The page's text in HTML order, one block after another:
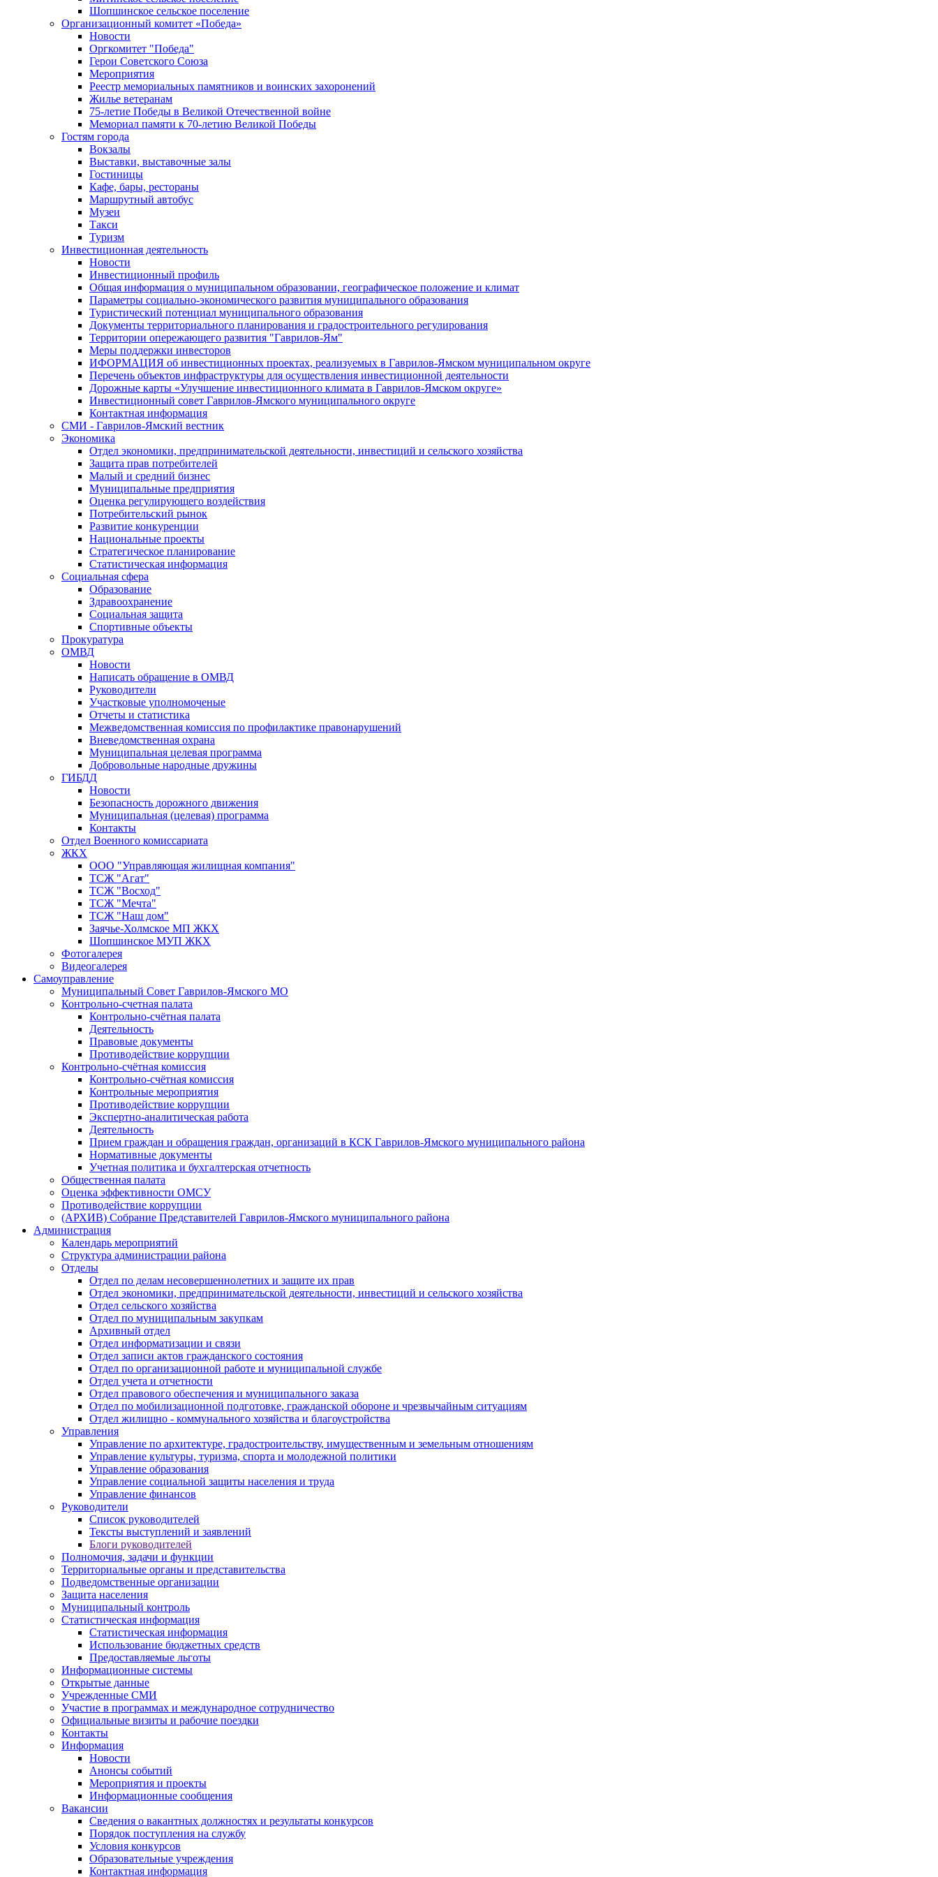
Шопшинское сельское поселение
Организационный комитет «Победа»
Новости
Оргкомитет "Победа"
Герои Советского Союза
Мероприятия
Реестр мемориальных памятников и воинских захоронений
Жилье ветеранам
75-летие Победы в Великой Отечественной войне
Мемориал памяти к 70-летию Великой Победы
Гостям города
Вокзалы
Выставки, выставочные залы
Гостиницы
Кафе, бары, рестораны
Маршрутный автобус
Музеи
Такси
Туризм
Инвестиционная деятельность
Новости
Инвестиционный профиль
Общая информация о муниципальном образовании, географическое положение и климат
Параметры социально-экономического развития муниципального образования
Туристический потенциал муниципального образования
Документы территориального планирования и градостроительного регулирования
Территории опережающего развития "Гаврилов-Ям"
Меры поддержки инвесторов
ИФОРМАЦИЯ об инвестиционных проектах, реализуемых в Гаврилов-Ямском муниципальном округе
Перечень объектов инфраструктуры для осуществления инвестиционной деятельности
Дорожные карты «Улучшение инвестиционного климата в Гаврилов-Ямском округе»
Инвестиционный совет Гаврилов-Ямского муниципального округе
Контактная информация
СМИ - Гаврилов-Ямский вестник
Экономика
Отдел экономики, предпринимательской деятельности, инвестиций и сельского хозяйства
Защита прав потребителей
Малый и средний бизнес
Муниципальные предприятия
Оценка регулирующего воздействия
Потребительский рынок
Развитие конкуренции
Национальные проекты
Стратегическое планирование
Статистическая информация
Социальная сфера
Образование
Здравоохранение
Социальная защита
Спортивные объекты
Прокуратура
ОМВД
Новости
Написать обращение в ОМВД
Руководители
Участковые уполномоченые
Отчеты и статистика
Межведомственная комиссия по профилактике правонарушений
Вневедомственная охрана
Муниципальная целевая программа
Добровольные народные дружины
ГИБДД
Новости
Безопасность дорожного движения
Муниципальная (целевая) программа
Контакты
Отдел Военного комиссариата
ЖКХ
ООО "Управляющая жилищная компания"
ТСЖ "Агат"
ТСЖ "Восход"
ТСЖ "Мечта"
ТСЖ "Наш дом"
Заячье-Холмское МП ЖКХ
Шопшинское МУП ЖКХ
Фотогалерея
Видеогалерея
Самоуправление
Муниципальный Совет Гаврилов-Ямского МО
Контрольно-счетная палата
Контрольно-счётная палата
Деятельность
Правовые документы
Противодействие коррупции
Контрольно-счётная комиссия
Контрольно-счётная комиссия
Контрольные мероприятия
Противодействие коррупции
Экспертно-аналитическая работа
Деятельность
Прием граждан и обращения граждан, организаций в КСК Гаврилов-Ямского муниципального района
Нормативные документы
Учетная политика и бухгалтерская отчетность
Общественная палата
Оценка эффективности ОМСУ
Противодействие коррупции
(АРХИВ) Собрание Представителей Гаврилов-Ямского муниципального района
Администрация
Календарь мероприятий
Структура администрации района
Отделы
Отдел по делам несовершеннолетних и защите их прав
Отдел экономики, предпринимательской деятельности, инвестиций и сельского хозяйства
Отдел сельского хозяйства
Отдел по муниципальным закупкам
Архивный отдел
Отдел информатизации и связи
Отдел записи актов гражданского состояния
Отдел по организационной работе и муниципальной службе
Отдел учета и отчетности
Отдел правового обеспечения и муниципального заказа
Отдел по мобилизационной подготовке, гражданской обороне и чрезвычайным ситуациям
Отдел жилищно - коммунального хозяйства и благоустройства
Управления
Управление по архитектуре, градостроительству, имущественным и земельным отношениям
Управление культуры, туризма, спорта и молодежной политики
Управление образования
Управление социальной защиты населения и труда
Управление финансов
Руководители
Список руководителей
Тексты выступлений и заявлений
Блоги руководителей
Полномочия, задачи и функции
Территориальные органы и представительства
Подведомственные организации
Защита населения
Муниципальный контроль
Статистическая информация
Статистическая информация
Использование бюджетных средств
Предоставляемые льготы
Информационные системы
Открытые данные
Учрежденные СМИ
Участие в программах и международное сотрудничество
Официальные визиты и рабочие поездки
Контакты
Информация
Новости
Анонсы событий
Мероприятия и проекты
Информационные сообщения
Вакансии
Сведения о вакантных должностях и результаты конкурсов
Порядок поступления на службу
Условия конкурсов
Образовательные учреждения
Контактная информация